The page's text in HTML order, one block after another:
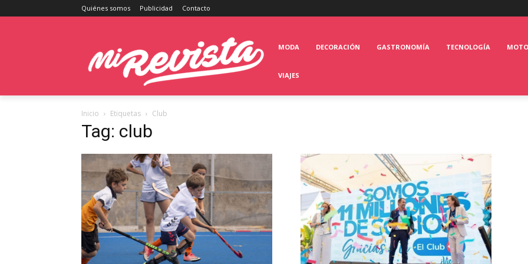
Quiénes somos Publicidad Contacto
MODA DECORACIÓN GASTRONOMÍA TECNOLOGÍA
VIAJES
Inicio Etiquetas Club
Tag: club